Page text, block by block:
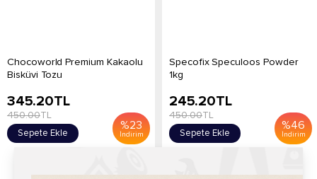
Chocoworld Premium Kakaolu
Bisküvi Tozu
%23
İndirim
345.20TL
450.00TL
Sepete Ekle
Specofix Speculoos Powder
1kg
%46
İndirim
245.20TL
450.00TL
Sepete Ekle